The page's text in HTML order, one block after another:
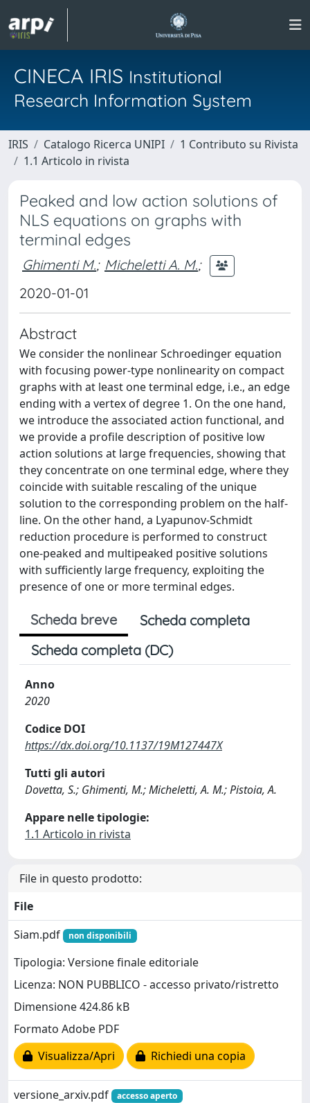
CINECA IRIS Institutional
Research Information System
IRIS Catalogo Ricerca UNIPI
1 Contributo su Rivista
1.1 Articolo in rivista
Peaked and low action solutions of
NLS equations on graphs with
terminal edges
Ghimenti M.; Micheletti A. M.;
2020-01-01
Abstract
We consider the nonlinear Schroedinger equation
with focusing power-type nonlinearity on compact
graphs with at least one terminal edge, i.e., an edge
ending with a vertex of degree 1. On the one hand,
we introduce the associated action functional, and
we provide a profile description of positive low
action solutions at large frequencies, showing that
they concentrate on one terminal edge, where they
coincide with suitable rescaling of the unique
solution to the corresponding problem on the half-
line. On the other hand, a Lyapunov-Schmidt
reduction procedure is performed to construct
one-peaked and multipeaked positive solutions
with sufficiently large frequency, exploiting the
presence of one or more terminal edges.
Scheda breve
Scheda completa
Scheda completa (DC)
Anno
2020
Codice DOI
https://dx.doi.org/10.1137/19M127447X
Tutti gli autori
Dovetta, S.; Ghimenti, M.; Micheletti, A. M.; Pistoia, A.
Appare nelle tipologie:
1.1 Articolo in rivista
File in questo prodotto:
File
Siam.pdf
non disponibili
Tipologia: Versione finale editoriale
Licenza: NON PUBBLICO - accesso privato/ristretto
Dimensione 424.86 kB
Formato Adobe PDF
Visualizza/Apri
Richiedi una copia
versione_arxiv.pdf accesso aperto